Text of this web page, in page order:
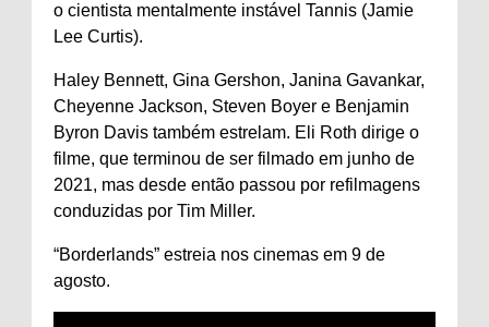
o cientista mentalmente instável Tannis (Jamie
Lee Curtis).
Haley Bennett, Gina Gershon, Janina Gavankar,
Cheyenne Jackson, Steven Boyer e Benjamin
Byron Davis também estrelam. Eli Roth dirige o
filme, que terminou de ser filmado em junho de
2021, mas desde então passou por refilmagens
conduzidas por Tim Miller.
“Borderlands” estreia nos cinemas em 9 de
agosto.